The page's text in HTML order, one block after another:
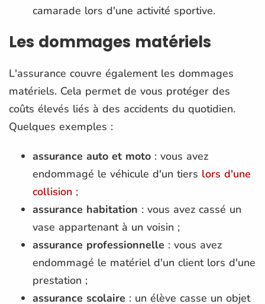
camarade lors d'une activité sportive.
Les dommages matériels
L'assurance couvre également les dommages
matériels. Cela permet de vous protéger des
coûts élevés liés à des accidents du quotidien.
Quelques exemples :
assurance auto et moto : vous avez
endommagé le véhicule d'un tiers lors d'une
collision ;
assurance habitation : vous avez cassé un
vase appartenant à un voisin ;
assurance professionnelle : vous avez
endommagé le matériel d'un client lors d'une
prestation ;
assurance scolaire : un élève casse un objet